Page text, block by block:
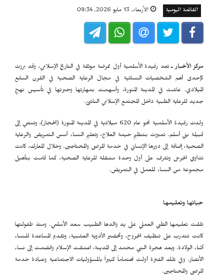
القائمة اليومية الأربعاء, 13 مايو 2026, 09:34
مركز الأخبار ـتعد رفيدة الأَسلمية أول ممرضة موثقة في التاريخ الإسلامي، وقد برزت
كإحدى أهم الشخصيات النسائية في مجال الرعاية الصحية في القرن السابع
الميلادي. عاشت في المدينة المنورة، وأسهمت بمهارتها وخبرتها في تأسيس نهجٍ
جديد للرعاية الطبية داخل المجتمع الإسلامي الناشئ.
ولدت رفيدة الأسلمية نحو عام 620 ميلادية في المدينة المنورة (الحجاز)، وتنتمي إلى
قبيلة بني أسلم. تميزت بتنظيم خيمة العلاج، وتعليم النساء أسس التمريض والرعاية
الصحية، إضافة إلى دورها الإنساني في خدمة المرضى والمحتاجين. وخلال المعارك، كانت
تداوي الجرحى وتشرف على أول وحدة متنقلة للرعاية الصحية، كما قامت بتأهيل
مجموعة من النساء للعمل في التمريض.
حياتها وتعليمها
تلقت تعليمها الطبي العملي على يد والدها الطبيب سعد الأسلمي. ومنذ طفولتها
كانت تتدرب على تنظيف الجروح، وتحضير الأدوية العشبية، وتقديم المساعدة للنساء
أثناء الولادة. وبعد هجرة النبي محمد إلى المدينة، اعتنقت الإسلام وانضمت إلى نساء
الأنصار. وفي تلك الفترة أولت اهتماماً كبيراً بالمسؤوليات الاجتماعية وعبادة خدمة
المرضى والمحتاجين.